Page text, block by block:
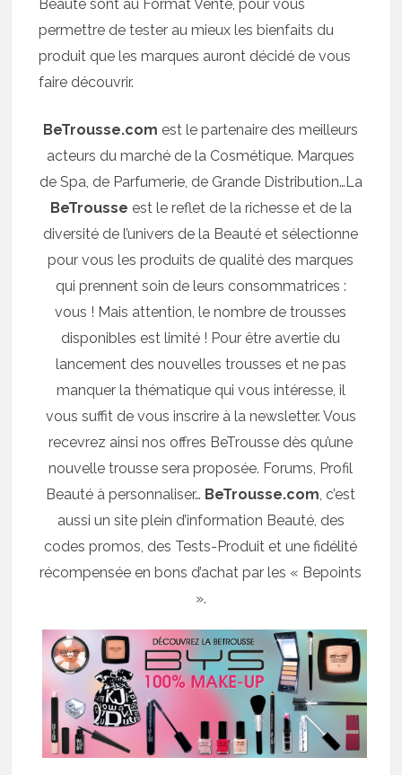
Beauté sont au Format Vente, pour vous
permettre de tester au mieux les bienfaits du
produit que les marques auront décidé de vous
faire découvrir.
BeTrousse.com est le partenaire des meilleurs
acteurs du marché de la Cosmétique. Marques
de Spa, de Parfumerie, de Grande Distribution…La
BeTrousse est le reflet de la richesse et de la
diversité de l’univers de la Beauté et sélectionne
pour vous les produits de qualité des marques
qui prennent soin de leurs consommatrices :
vous ! Mais attention, le nombre de trousses
disponibles est limité ! Pour être avertie du
lancement des nouvelles trousses et ne pas
manquer la thématique qui vous intéresse, il
vous suffit de vous inscrire à la newsletter. Vous
recevrez ainsi nos offres BeTrousse dès qu’une
nouvelle trousse sera proposée. Forums, Profil
Beauté à personnaliser… BeTrousse.com, c’est
aussi un site plein d’information Beauté, des
codes promos, des Tests-Produit et une fidélité
récompensée en bons d’achat par les « Bepoints
».